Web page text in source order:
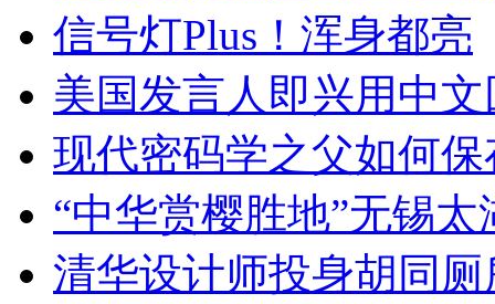
信号灯Plus！浑身都亮
美国发言人即兴用中
现代密码学之父如何
“中华赏樱胜地”无锡
清华设计师投身胡同